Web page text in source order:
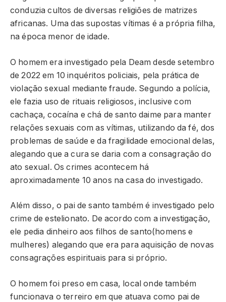
conduzia cultos de diversas religiões de matrizes
africanas. Uma das supostas vítimas é a própria filha,
na época menor de idade.
O homem era investigado pela Deam desde setembro
de 2022 em 10 inquéritos policiais, pela prática de
violação sexual mediante fraude. Segundo a polícia,
ele fazia uso de rituais religiosos, inclusive com
cachaça, cocaína e chá de santo daime para manter
relações sexuais com as vítimas, utilizando da fé, dos
problemas de saúde e da fragilidade emocional delas,
alegando que a cura se daria com a consagração do
ato sexual. Os crimes acontecem há
aproximadamente 10 anos na casa do investigado.
Além disso, o pai de santo também é investigado pelo
crime de estelionato. De acordo com a investigação,
ele pedia dinheiro aos filhos de santo(homens e
mulheres) alegando que era para aquisição de novas
consagrações espirituais para si próprio.
O homem foi preso em casa, local onde também
funcionava o terreiro em que atuava como pai de